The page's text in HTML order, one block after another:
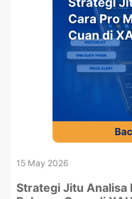
15 May 2026
Strategi Jitu Analisa